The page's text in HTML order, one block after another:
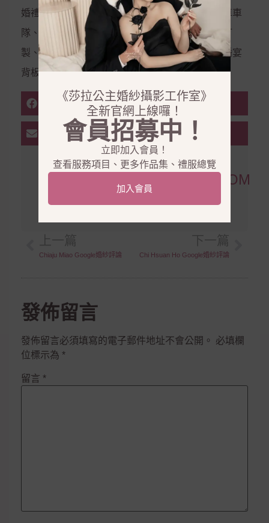
婚禮企劃、婚禮主持、會場佈置、婚禮樂團、禮車車
隊、西服訂製、金飾銀飾租借、鑽戒訂製、婚鞋訂
製、美甲、美睫、霧眉、拍攝道具、婚禮道具、婚宴
背板、婚宴會館
FACEBOOK
KEN865754@GMAIL.COM
其他文章 »
Chiaju Miao Google婚紗評論 Chi Hsuan Ho Google婚紗評論
發佈留言
發佈留言必須填寫的電子郵件地址不會公開。
必填欄
位標示為 *
留言 *
《莎拉公主婚紗攝影工作室》
全新官網上線囉！
會員招募中！
立即加入會員！
查看服務項目、更多作品集、禮服總覽
加入會員